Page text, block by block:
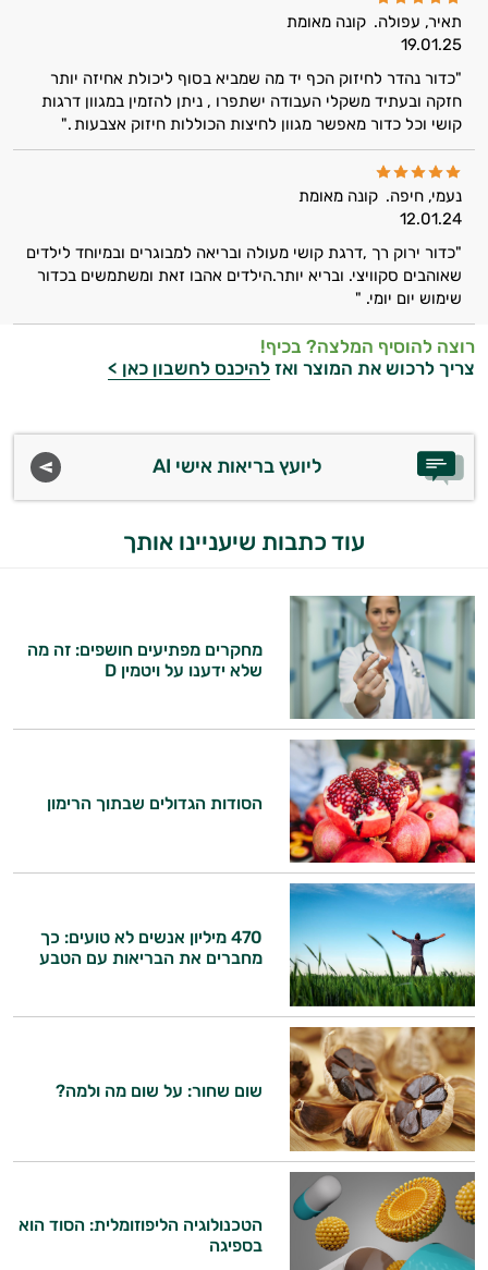
תאיר, עפולה. קונה מאומת
19.01.25
"כדור נהדר לחיזוק הכף יד מה שמביא בסוף ליכולת אחיזה יותר
חזקה ובעתיד משקלי העבודה ישתפרו , ניתן להזמין במגוון דרגות
קושי וכל כדור מאפשר מגוון לחיצות הכוללות חיזוק אצבעות ."
נעמי, חיפה. קונה מאומת
12.01.24
"כדור ירוק רך ,דרגת קושי מעולה ובריאה למבוגרים ובמיוחד לילדים
שאוהבים סקוויצי. ובריא יותר.הילדים אהבו זאת ומשתמשים בכדור
שימוש יום יומי. "
רוצה להוסיף המלצה? בכיף!
צריך לרכוש את המוצר ואז להיכנס לחשבון כאן >
ליועץ בריאות אישי AI
עוד כתבות שיעניינו אותך
מחקרים מפתיעים חושפים: זה מה
שלא ידענו על ויטמין D
הסודות הגדולים שבתוך הרימון
470 מיליון אנשים לא טועים: כך
מחברים את הבריאות עם הטבע
שום שחור: על שום מה ולמה?
הטכנולוגיה הליפוזומלית: הסוד הוא
בספיגה